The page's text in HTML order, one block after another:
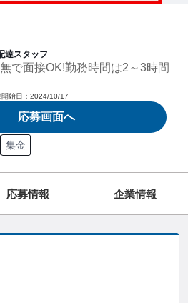
達スタッフ
で面接OK!勤務時間は2～3時間
始日： 2024/10/17
応募画面へ
集金
応募情報 企業情報